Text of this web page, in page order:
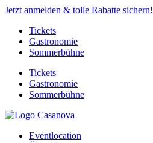
Jetzt anmelden & tolle Rabatte sichern!
Tickets
Gastronomie
Sommerbühne
Tickets
Gastronomie
Sommerbühne
Eventlocation